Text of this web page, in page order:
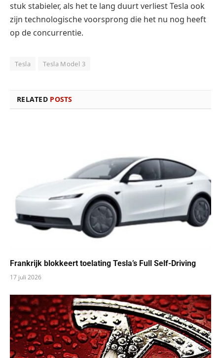
stuk stabieler, als het te lang duurt verliest Tesla ook
zijn technologische voorsprong die het nu nog heeft
op de concurrentie.
Tesla Tesla Model 3
RELATED POSTS
Frankrijk blokkeert toelating Tesla’s Full Self-Driving
17 juli 2026